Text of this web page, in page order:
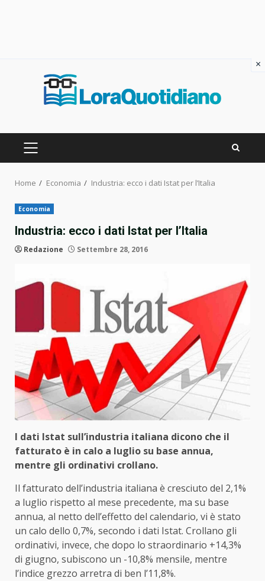
PRIMARY
Home Economia Industria: ecco i dati Istat per l’Italia
Economia
Industria: ecco i dati Istat per l’Italia
Redazione Settembre 28, 2016
I dati Istat sull’industria italiana dicono che il
fatturato è in calo a luglio su base annua,
mentre gli ordinativi crollano.
Il fatturato dell’industria italiana è cresciuto del 2,1%
a luglio rispetto al mese precedente, ma su base
annua, al netto dell’effetto del calendario, vi è stato
un calo dello 0,7%, secondo i dati Istat. Crollano gli
ordinativi, invece, che dopo lo straordinario +14,3%
di giugno, subiscono un -10,8% mensile, mentre
l’indice grezzo arretra di ben l’11,8%.
×